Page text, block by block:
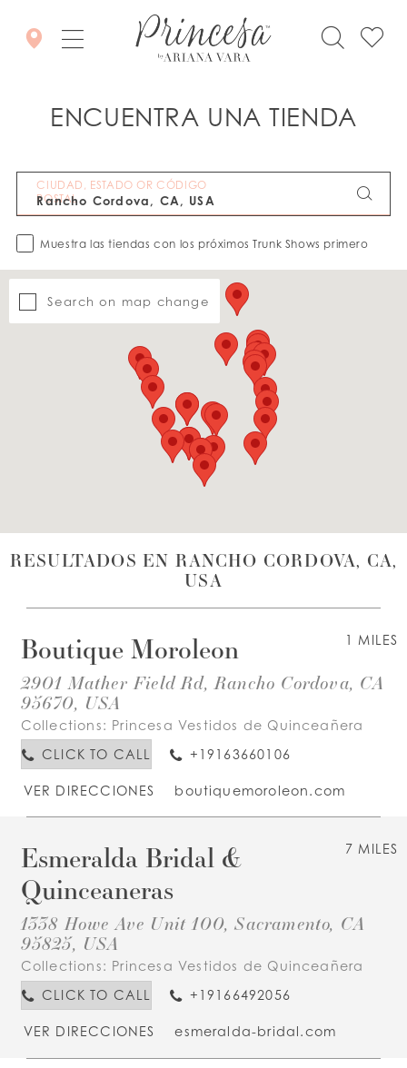
LISTA DE DESEOS
ENCUENTRA UNA TIENDA
CIUDAD, ESTADO OR CÓDIGO
POSTAL
Muestra las tiendas con los próximos Trunk Shows primero
Search on map change
RESULTADOS EN RANCHO CORDOVA, CA,
USA
1 MILES
Boutique Moroleon
2901 Mather Field Rd, Rancho Cordova, CA
95670, USA
Collections: Princesa Vestidos de Quinceañera
CLICK TO CALL
+19163660106
VER DIRECCIONES boutiquemoroleon.com
7 MILES
Esmeralda Bridal &
Quinceaneras
1338 Howe Ave Unit 100, Sacramento, CA
95825, USA
Collections: Princesa Vestidos de Quinceañera
CLICK TO CALL
+19166492056
VER DIRECCIONES esmeralda-bridal.com